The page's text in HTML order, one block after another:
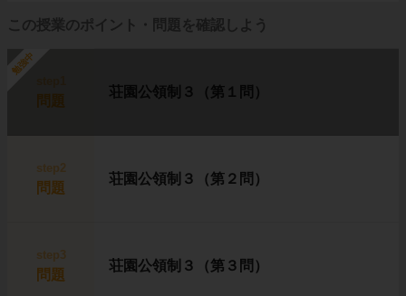
この授業のポイント・問題を確認しよう
勉強中
問題
荘園公領制３（第１問）
step2
問題
荘園公領制３（第２問）
step3
問題
荘園公領制３（第３問）